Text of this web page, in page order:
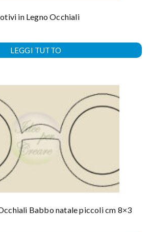
in Legno Occhiali
LEGGI TUTTO
Babbo natale piccoli cm 8×3